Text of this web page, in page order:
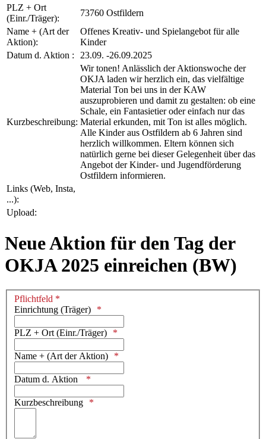
PLZ + Ort
(Einr./Träger):
73760 Ostfildern
Name + (Art der
Aktion):
Offenes Kreativ- und Spielangebot für alle
Kinder
Datum d. Aktion :
23.09. -26.09.2025
Kurzbeschreibung:
Wir tonen! Anlässlich der Aktionswoche der
OKJA laden wir herzlich ein, das vielfältige
Material Ton bei uns in der KAW
auszuprobieren und damit zu gestalten: ob eine
Schale, ein Fantasietier oder einfach nur das
Material erkunden, mit Ton ist alles möglich.
Alle Kinder aus Ostfildern ab 6 Jahren sind
herzlich willkommen. Eltern können sich
natürlich gerne bei dieser Gelegenheit über das
Angebot der Kinder- und Jugendförderung
Ostfildern informieren.
Links (Web, Insta,
...):
Upload:
Neue Aktion für den Tag der
OKJA 2025 einreichen (BW)
Pflichtfeld *
Einrichtung (Träger)
PLZ + Ort (Einr./Träger)
Name + (Art der Aktion)
Datum d. Aktion
Kurzbeschreibung